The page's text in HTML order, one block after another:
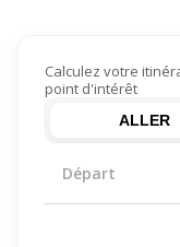
Calculez votre
point d'intérêt
ALLER
Départ